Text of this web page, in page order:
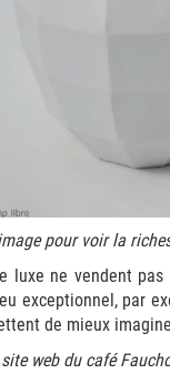
pour voir la
luxe ne vendent
exceptionnel, par
de mieux
web du café